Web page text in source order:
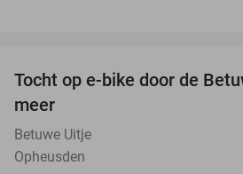
Tocht op e-bike door de
meer
Betuwe Uitje
Opheusden